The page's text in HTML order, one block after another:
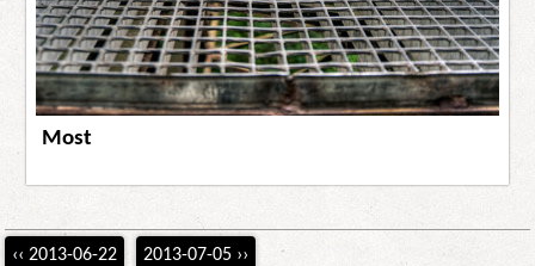
Most
‹‹ 2013-06-22 2013-07-05 ››